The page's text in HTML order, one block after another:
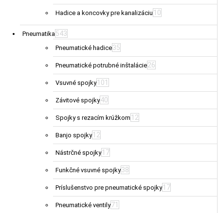
Hadice a koncovky pre kanalizáciu 10
Pneumatika543
Pneumatické hadice35
Pneumatické potrubné inštalácie26
Vsuvné spojky 101
Závitové spojky40
Spojky s rezacím krúžkom 12
Banjo spojky 12
Nástrčné spojky 17
Funkčné vsuvné spojky38
Príslušenstvo pre pneumatické spojky 17
Pneumatické ventily71